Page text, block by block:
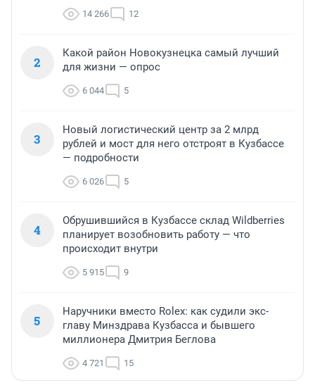
14 266 12
2
Какой район Новокузнецка самый лучший
для жизни — опрос
6 044 5
3
Новый логистический центр за 2 млрд
рублей и мост для него отстроят в Кузбассе
— подробности
6 026 5
4
Обрушившийся в Кузбассе склад Wildberries
планирует возобновить работу — что
происходит внутри
5 915 9
5
Наручники вместо Rolex: как судили экс-
главу Минздрава Кузбасса и бывшего
миллионера Дмитрия Беглова
4 721 15